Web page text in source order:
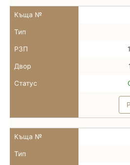
Къща №
Тип
РЗП
Двор
Статус
Къща №
Тип